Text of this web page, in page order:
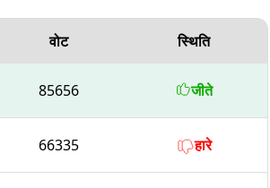
वोट स्थिति
85656 जीते
66335 हारे